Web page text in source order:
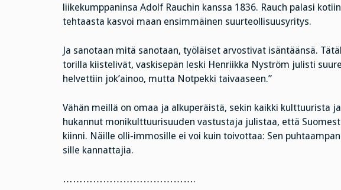
liikekumppaninsa Adolf Rauchin kanssa 1836. Rauch palasi
tehtaasta kasvoi maan ensimmäinen suurteollisuusyritys.
Ja sanotaan mitä sanotaan, työläiset arvostivat isäntäänsä.
torilla kiistelivät, vaskisepän leski Henriikka Nyström julisti
helvettiin jok’ainoo, mutta Notpekki taivaaseen.”
Vähän meillä on omaa ja alkuperäistä, sekin kaikki kulttuurista
hukannut monikulttuurisuuden vastustaja julistaa, että
kiinni. Näille olli-immosille ei voi kuin toivottaa: Sen
sille kannattajia.
………………………………….